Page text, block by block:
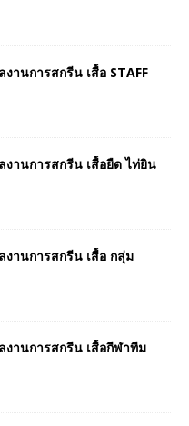
งานการสกรีน เสื้อ STAFF
งานการสกรีน เสื้อยืด ไท่ยิน
งานการสกรีน เสื้อ กลุ่ม
งานการสกรีน เสื้อกีฬาทีม